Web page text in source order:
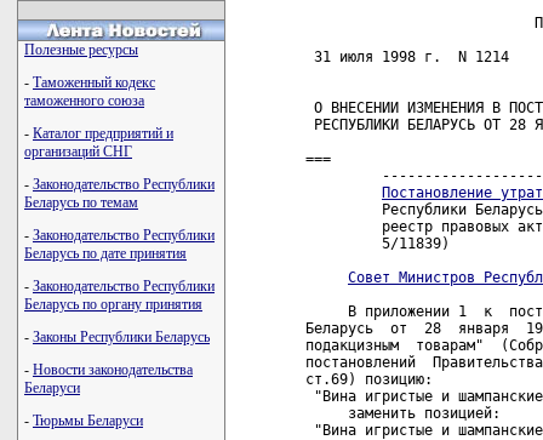
Полезные ресурсы
- Таможенный кодекс
таможенного союза
- Каталог предприятий и
организаций СНГ
- Законодательство Республики
Беларусь по темам
- Законодательство Республики
Беларусь по дате принятия
- Законодательство Республики
Беларусь по органу принятия
- Законы Республики Беларусь
- Новости законодательства
Беларуси
- Тюрьмы Беларуси
31 июля 1998 г.  N
О ВНЕСЕНИИ ИЗМЕНЕНИЯ В
РЕСПУБЛИКИ БЕЛАРУСЬ ОТ 28
===
Постановление
Республики
реестр правовых
         5/11839)
Совет Министров
В приложении 1  к
Беларусь  от  28  января
подакцизным  товарам"
постановлений
ст.69) позицию:
"Вина игристые и
     заменить позицией:
"Вина игристые и